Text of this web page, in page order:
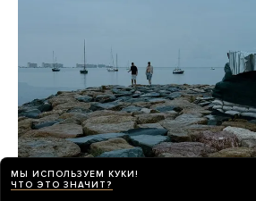
МЫ ИСПОЛЬЗУЕМ КУКИ!
ЧТО ЭТО ЗНАЧИТ?